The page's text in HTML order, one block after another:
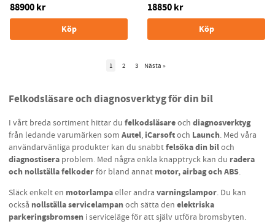
88900 kr
Köp
18850 kr
Köp
1 2 3 Nästa »
Felkodsläsare och diagnosverktyg för din bil
I vårt breda sortiment hittar dufelkodsläsareochdiagnosverktyg
från ledande varumärken somAutel, iCarsoftoch Launch. Med våra
användarvänliga produkter kan du snabbtfelsöka din biloch
diagnostisera problem. Med några enkla knapptryck kan du radera
och nollställa felkoderför bland annat motor, airbag och ABS.
Släck enkelt en motorlampaeller andravarningslampor. Du kan
också nollställa servicelampanoch sätta denelektriska
parkeringsbromsen i serviceläge för att själv utföra bromsbyten.